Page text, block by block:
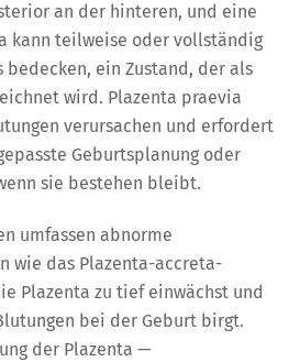
an der hinteren, und eine
kann teilweise oder vollständig
ein Zustand, der als
wird. Plazenta praevia
verursachen und erfordert
Geburtsplanung oder
sie bestehen bleibt.
umfassen abnorme
wie das Plazenta-accreta-
Plazenta zu tief einwächst und
bei der Geburt birgt.
der Plazenta —